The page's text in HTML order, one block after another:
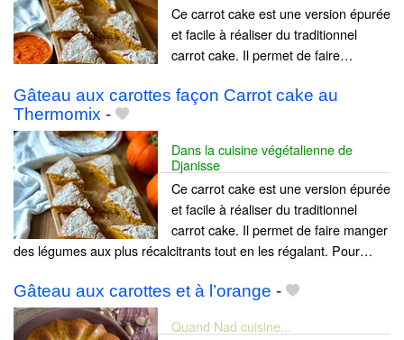
Ce carrot cake est une version épurée
et facile à réaliser du traditionnel
carrot cake. Il permet de faire…
Gâteau aux carottes façon Carrot cake au
Thermomix -
Dans la cuisine végétalienne de
Djanisse
Ce carrot cake est une version épurée
et facile à réaliser du traditionnel
carrot cake. Il permet de faire manger
des légumes aux plus récalcitrants tout en les régalant. Pour…
Gâteau aux carottes et à l’orange -
Quand Nad cuisine...